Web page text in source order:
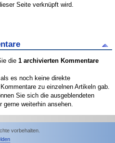
Seite verknüpft wird.
die1 archivierten Kommentare
es noch keine direkte
zu einzelnen Artikeln gab.
Sie sich die ausgeblendeten
weiterhin ansehen.
vorbehalten.